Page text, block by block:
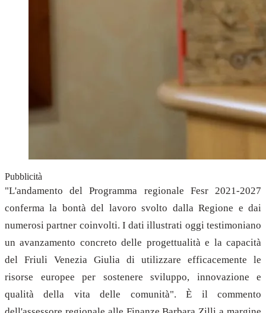
Pubblicità
"L'andamento del Programma regionale Fesr 2021-2027
conferma la bontà del lavoro svolto dalla Regione e dai
numerosi partner coinvolti. I dati illustrati oggi testimoniano
un avanzamento concreto delle progettualità e la capacità
del Friuli Venezia Giulia di utilizzare efficacemente le
risorse europee per sostenere sviluppo, innovazione e
qualità della vita delle comunità". È il commento